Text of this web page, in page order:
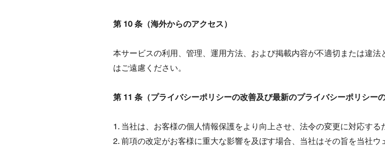
第 10 条（海外からのアクセス）
本サービスの利用、管理、運用方法、および掲載内容が不適切または違
はご遠慮ください。
第 11 条（プライバシーポリシーの改善及び最新のプライバシーポリシーの
1. 当社は、お客様の個人情報保護をより向上させ、法令の変更に対応する
2. 前項の改定がお客様に重大な影響を及ぼす場合、当社はその旨を当社ウ